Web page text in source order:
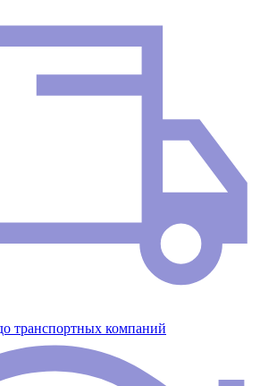
транспортных компаний